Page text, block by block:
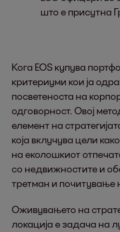
што е присутна
Кога EOS купува
критериуми кои ја
посветеноста на
одговорност. Овој
елемент на
која вклучува цели
на еколошкиот
со недвижностите и
третман и
Оживувањето на
локација е задача на